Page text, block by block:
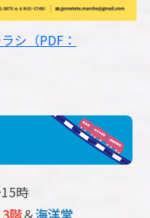
シ（PDF：
時
階＆海洋堂